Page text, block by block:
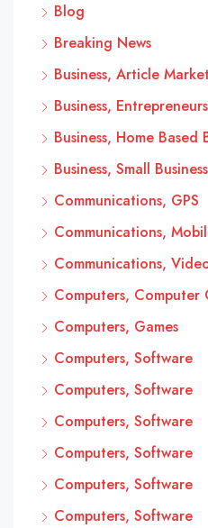
Blog
Breaking News
Business, Article
Business, Entrepreneurs
Business, Home Based
Business, Small Business
Communications, GPS
Communications,
Communications,
Computers,
Computers, Games
Computers, Software
Computers, Software
Computers, Software
Computers, Software
Computers, Software
Computers, Software